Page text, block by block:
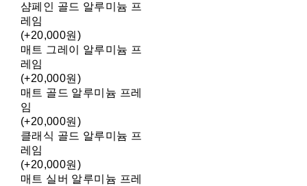
샴페인 골드 알루미늄 프
레임
(+20,000원)
매트 그레이 알루미늄 프
레임
(+20,000원)
매트 골드 알루미늄 프레
임
(+20,000원)
클래식 골드 알루미늄 프
레임
(+20,000원)
매트 실버 알루미늄 프레